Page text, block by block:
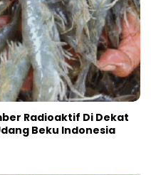
Radioaktif Di Dekat
Beku Indonesia